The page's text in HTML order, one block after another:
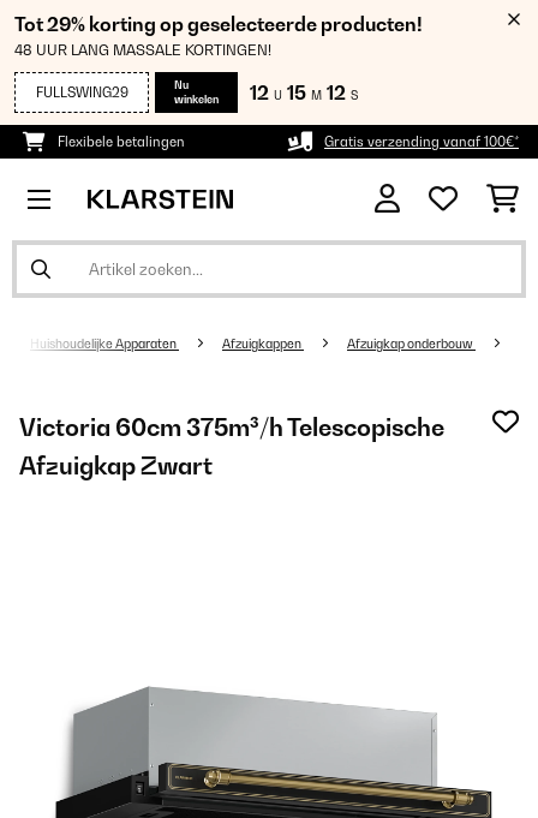
Tot 29% korting op geselecteerde producten!
48 UUR LANG MASSALE KORTINGEN!
FULLSWING29
Nu
winkelen
12 U 15 M 12 S
Flexibele betalingen Gratis verzending vanaf 100€*
Huishoudelijke Apparaten Afzuigkappen Afzuigkap onderbouw
Victoria 60cm 375m³/h Telescopische
Afzuigkap Zwart